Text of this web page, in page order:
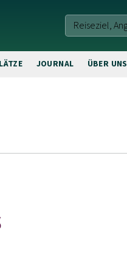
JOURNAL ÜBER UNS